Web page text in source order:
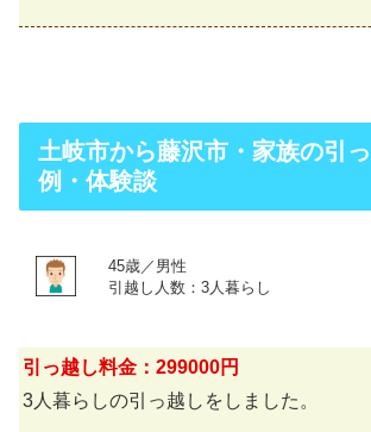
土岐市から藤沢市・家族の引
例・体験談
45歳／男性
引越し人数：3人暮らし
引っ越し料金：299000円
3人暮らしの引っ越しをしました。